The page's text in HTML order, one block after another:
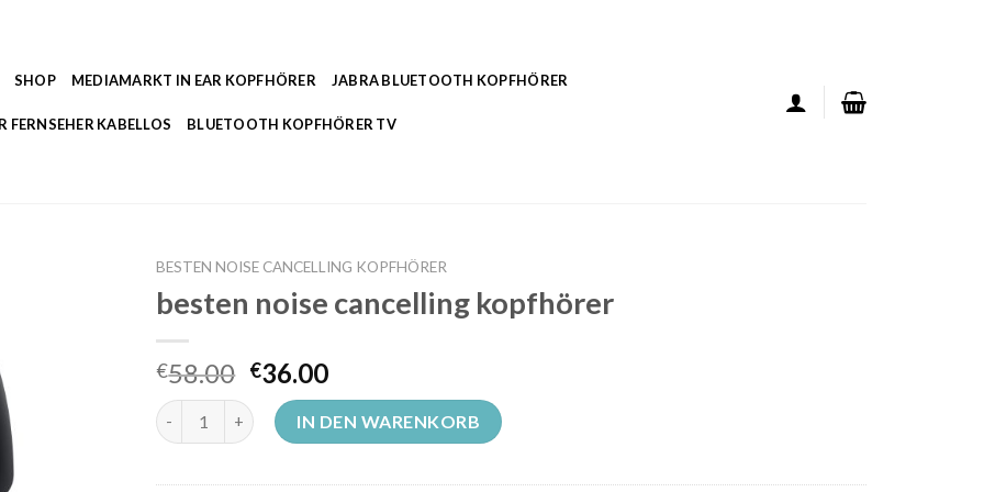
SHOP MEDIAMARKT IN EAR KOPFHÖRER JABRA BLUETOOTH KOPFHÖRER
FERNSEHER KABELLOS BLUETOOTH KOPFHÖRER TV
BESTEN NOISE CANCELLING KOPFHÖRER
besten noise cancelling kopfhörer
€58.00 €36.00
besten noise cancelling kopfhörer Menge
IN DEN WARENKORB